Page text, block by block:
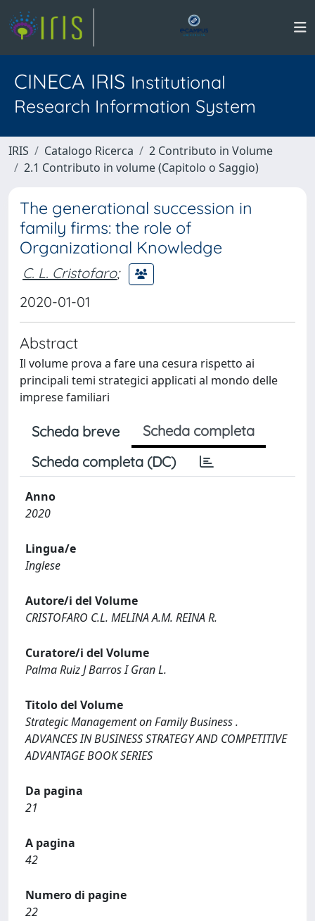
CINECA IRIS Institutional
Research Information System
IRIS Catalogo Ricerca
2 Contributo in Volume
2.1 Contributo in volume (Capitolo o Saggio)
The generational succession in
family firms: the role of
Organizational Knowledge
C. L. Cristofaro;
2020-01-01
Abstract
Il volume prova a fare una cesura rispetto ai
principali temi strategici applicati al mondo delle
imprese familiari
Scheda breve
Scheda completa
Scheda completa (DC)
Anno
2020
Lingua/e
Inglese
Autore/i del Volume
CRISTOFARO C.L. MELINA A.M. REINA R.
Curatore/i del Volume
Palma Ruiz J Barros I Gran L.
Titolo del Volume
Strategic Management on Family Business .
ADVANCES IN BUSINESS STRATEGY AND COMPETITIVE
ADVANTAGE BOOK SERIES
Da pagina
21
A pagina
42
Numero di pagine
22